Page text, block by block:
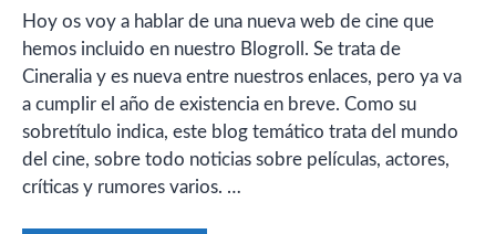
Hoy os voy a hablar de una nueva web de cine que
hemos incluido en nuestro Blogroll. Se trata de
Cineralia y es nueva entre nuestros enlaces, pero ya va
a cumplir el año de existencia en breve. Como su
sobretítulo indica, este blog temático trata del mundo
del cine, sobre todo noticias sobre películas, actores,
críticas y rumores varios. …